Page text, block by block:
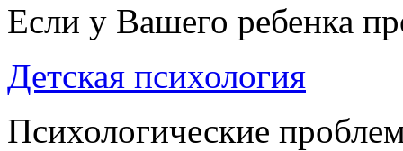
Если у Вашего ребенка
Детская психология
Психологические